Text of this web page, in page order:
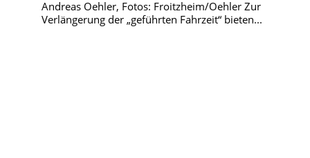
Andreas Oehler, Fotos: Froitzheim/Oehler Zur
Verlängerung der „geführten Fahrzeit“ bieten...